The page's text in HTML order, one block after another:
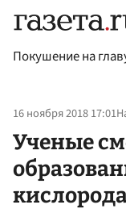
Покушение на
16 ноября 2018 17:01
Ученые